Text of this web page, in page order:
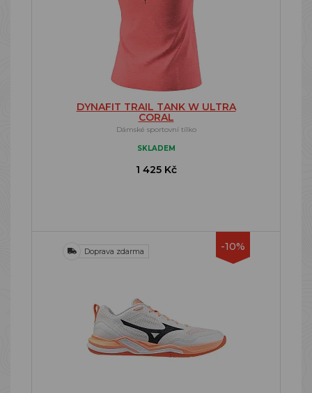
DYNAFIT TRAIL TANK W ULTRA
CORAL
Dámské sportovní tílko
SKLADEM
1 425 Kč
-10%
Doprava zdarma